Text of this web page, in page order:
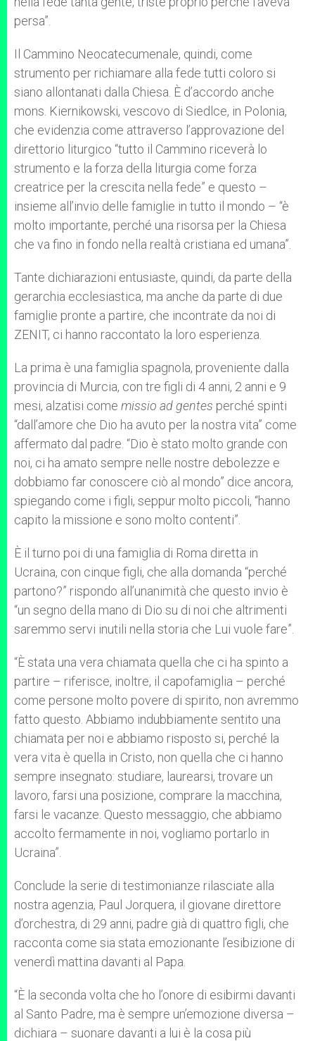
persa”.
Il Cammino Neocatecumenale, quindi, come
strumento per richiamare alla fede tutti coloro si
siano allontanati dalla Chiesa. È d’accordo anche
mons. Kiernikowski, vescovo di Siedlce, in Polonia,
che evidenzia come attraverso l’approvazione del
direttorio liturgico “tutto il Cammino riceverà lo
strumento e la forza della liturgia come forza
creatrice per la crescita nella fede” e questo –
insieme all’invio delle famiglie in tutto il mondo – “è
molto importante, perché una risorsa per la Chiesa
che va fino in fondo nella realtà cristiana ed umana”.
Tante dichiarazioni entusiaste, quindi, da parte della
gerarchia ecclesiastica, ma anche da parte di due
famiglie pronte a partire, che incontrate da noi di
ZENIT, ci hanno raccontato la loro esperienza.
La prima è una famiglia spagnola, proveniente dalla
provincia di Murcia, con tre figli di 4 anni, 2 anni e 9
mesi, alzatisi come missio ad gentes perché spinti
“dall’amore che Dio ha avuto per la nostra vita” come
affermato dal padre. “Dio è stato molto grande con
noi, ci ha amato sempre nelle nostre debolezze e
dobbiamo far conoscere ciò al mondo” dice ancora,
spiegando come i figli, seppur molto piccoli, “hanno
capito la missione e sono molto contenti”.
È il turno poi di una famiglia di Roma diretta in
Ucraina, con cinque figli, che alla domanda “perché
partono?” rispondo all’unanimità che questo invio è
“un segno della mano di Dio su di noi che altrimenti
saremmo servi inutili nella storia che Lui vuole fare”.
“È stata una vera chiamata quella che ci ha spinto a
partire – riferisce, inoltre, il capofamiglia – perché
come persone molto povere di spirito, non avremmo
fatto questo. Abbiamo indubbiamente sentito una
chiamata per noi e abbiamo risposto si, perché la
vera vita è quella in Cristo, non quella che ci hanno
sempre insegnato: studiare, laurearsi, trovare un
lavoro, farsi una posizione, comprare la macchina,
farsi le vacanze. Questo messaggio, che abbiamo
accolto fermamente in noi, vogliamo portarlo in
Ucraina”.
Conclude la serie di testimonianze rilasciate alla
nostra agenzia, Paul Jorquera, il giovane direttore
d’orchestra, di 29 anni, padre già di quattro figli, che
racconta come sia stata emozionante l’esibizione di
venerdì mattina davanti al Papa.
“È la seconda volta che ho l’onore di esibirmi davanti
al Santo Padre, ma è sempre un’emozione diversa –
dichiara – suonare davanti a lui è la cosa più